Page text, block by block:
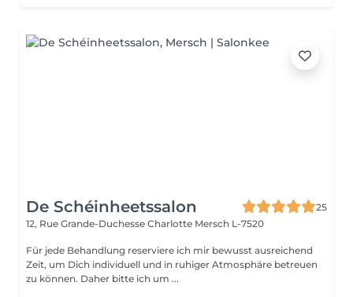
De Schéinheetssalon
25
12, Rue Grande-Duchesse Charlotte Mersch L-7520
Für jede Behandlung reserviere ich mir bewusst ausreichend
Zeit, um Dich individuell und in ruhiger Atmosphäre betreuen
zu können. Daher bitte ich um ...